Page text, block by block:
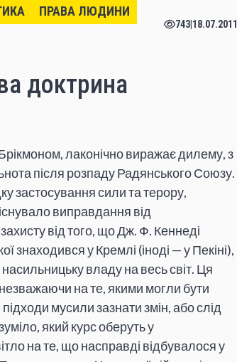
ПРАВА ЛЮДИНИ
743|18.07.2011
доктрина
лаконічно виражає дилему, з
після розпаду Радянського Союзу.
застосування сили та терору,
виправдання від
від того, що Дж. Ф. Кеннеді
у Кремлі (іноді — у Пекіні),
владу на весь світ. Ця
на те, якими могли бути
мусили зазнати змін, або слід
який курс оберуть у
на те, що насправді відбувалося у